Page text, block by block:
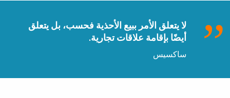
لا يتعلق الأمر ببيع الأحذية فحسب، بل يتعلق
أيضًا بإقامة علاقات تجارية.
ساكسيس